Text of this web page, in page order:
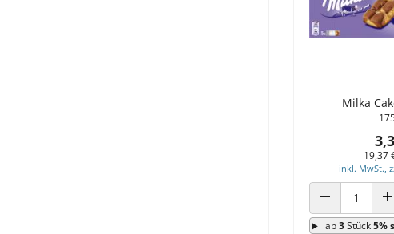
Milka
19,37
inkl. MwSt.,
ANZAHL
ab3Stück5%